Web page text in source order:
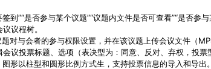
”“是否参与某个议题”“议题内文件是否可查看”“是否参与
议程树。
题对与会者的参与权限设置，并在该议题上传会议文件（
议投票标题、选项（表决型为：同意、反对、弃权，投
形以柱型和圆形比例方式生，支持投票信息的导入和导出。